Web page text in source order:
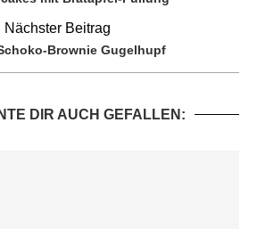
Nächster Beitrag
Brownie Gugelhupf
DIR AUCH GEFALLEN: